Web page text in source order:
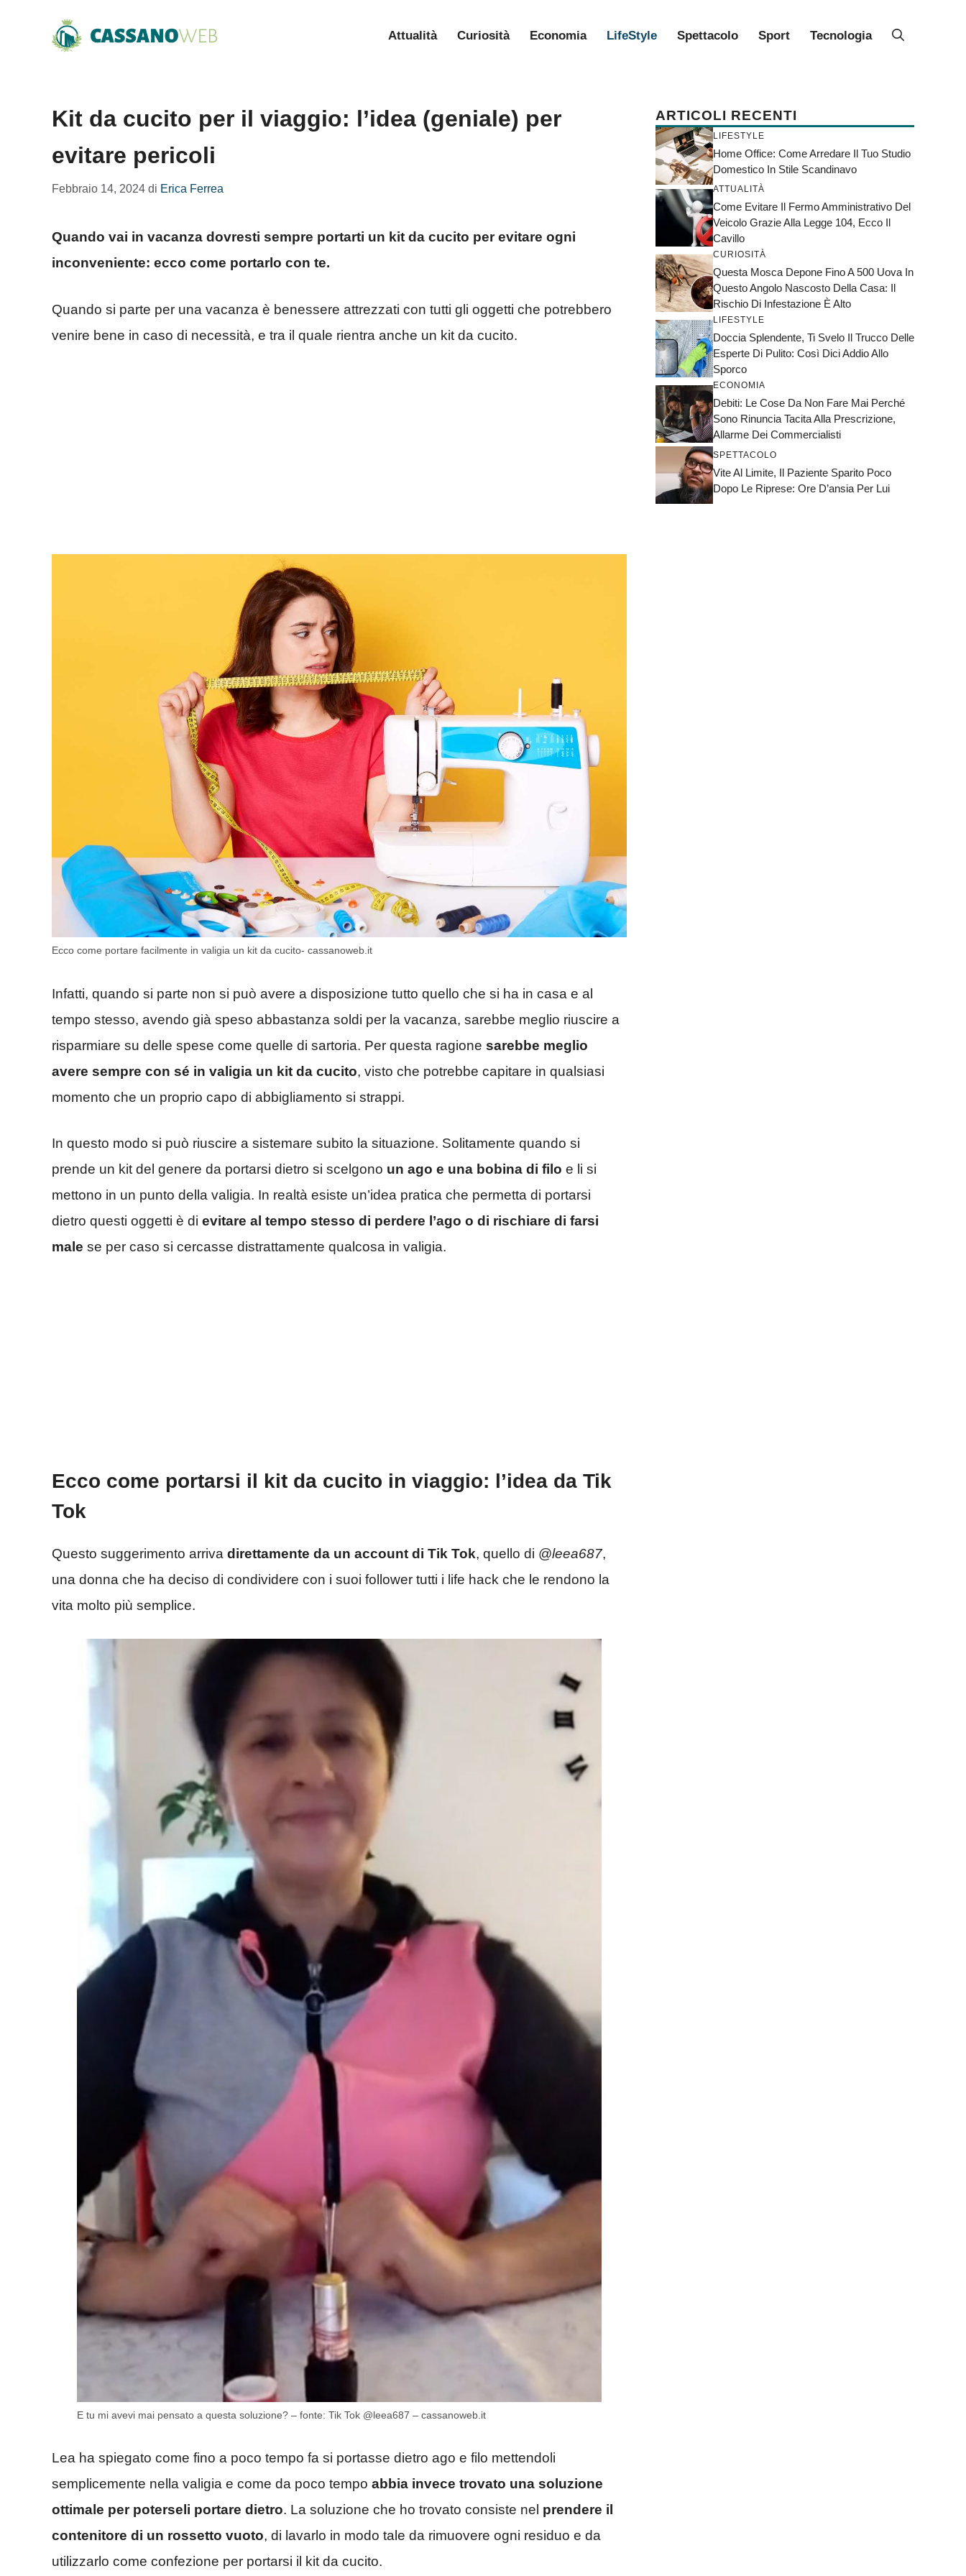
Attualità Curiosità Economia LifeStyle Spettacolo Sport Tecnologia
Kit da cucito per il viaggio: l’idea (geniale) per
evitare pericoli
Febbraio 14, 2024 di Erica Ferrea
Quando vai in vacanza dovresti sempre portarti un kit da cucito per evitare ogni
inconveniente: ecco come portarlo con te.
Quando si parte per una vacanza è benessere attrezzati con tutti gli oggetti che potrebbero
venire bene in caso di necessità, e tra il quale rientra anche un kit da cucito.
Ecco come portare facilmente in valigia un kit da cucito- cassanoweb.it
Infatti, quando si parte non si può avere a disposizione tutto quello che si ha in casa e al
tempo stesso, avendo già speso abbastanza soldi per la vacanza, sarebbe meglio riuscire a
risparmiare su delle spese come quelle di sartoria. Per questa ragione sarebbe meglio
avere sempre con sé in valigia un kit da cucito, visto che potrebbe capitare in qualsiasi
momento che un proprio capo di abbigliamento si strappi.
In questo modo si può riuscire a sistemare subito la situazione. Solitamente quando si
prende un kit del genere da portarsi dietro si scelgono un ago e una bobina di filo e li si
mettono in un punto della valigia. In realtà esiste un’idea pratica che permetta di portarsi
dietro questi oggetti è di evitare al tempo stesso di perdere l’ago o di rischiare di farsi
male se per caso si cercasse distrattamente qualcosa in valigia.
Ecco come portarsi il kit da cucito in viaggio: l’idea da Tik
Tok
Questo suggerimento arriva direttamente da un account di Tik Tok, quello di @leea687,
una donna che ha deciso di condividere con i suoi follower tutti i life hack che le rendono la
vita molto più semplice.
E tu mi avevi mai pensato a questa soluzione? – fonte: Tik Tok @leea687 – cassanoweb.it
Lea ha spiegato come fino a poco tempo fa si portasse dietro ago e filo mettendoli
semplicemente nella valigia e come da poco tempo abbia invece trovato una soluzione
ottimale per poterseli portare dietro. La soluzione che ho trovato consiste nel prendere il
contenitore di un rossetto vuoto, di lavarlo in modo tale da rimuovere ogni residuo e da
utilizzarlo come confezione per portarsi il kit da cucito.
ARTICOLI RECENTI
LIFESTYLE
Home Office: Come Arredare Il Tuo Studio
Domestico In Stile Scandinavo
ATTUALITÀ
Come Evitare Il Fermo Amministrativo Del
Veicolo Grazie Alla Legge 104, Ecco Il
Cavillo
CURIOSITÀ
Questa Mosca Depone Fino A 500 Uova In
Questo Angolo Nascosto Della Casa: Il
Rischio Di Infestazione È Alto
LIFESTYLE
Doccia Splendente, Ti Svelo Il Trucco Delle
Esperte Di Pulito: Così Dici Addio Allo
Sporco
ECONOMIA
Debiti: Le Cose Da Non Fare Mai Perché
Sono Rinuncia Tacita Alla Prescrizione,
Allarme Dei Commercialisti
SPETTACOLO
Vite Al Limite, Il Paziente Sparito Poco
Dopo Le Riprese: Ore D’ansia Per Lui